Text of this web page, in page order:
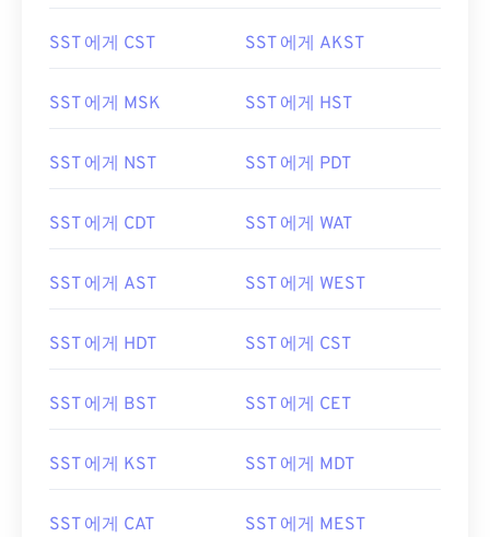
SST 에게 CST SST 에게 AKST
SST 에게 MSK SST 에게 HST
SST 에게 NST SST 에게 PDT
SST 에게 CDT SST 에게 WAT
SST 에게 AST SST 에게 WEST
SST 에게 HDT SST 에게 CST
SST 에게 BST SST 에게 CET
SST 에게 KST SST 에게 MDT
SST 에게 CAT SST 에게 MEST